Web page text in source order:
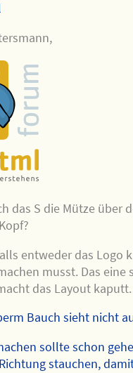
das S die Mütze über
entweder das Logo
musst. Das eine
das Layout kaputt.
Bauch sieht nicht
sollte schon
stauchen,